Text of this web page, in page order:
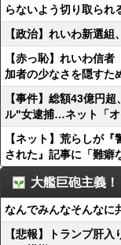
らないよう切り取られ
【政治】れいわ新選
【赤っ恥】れいわ信
加者の少なさを隠すた
【事件】総額43億円
ル"女逮捕…ネット「
【ネット】荒らしが
された』記事に「難癖
大艦巨砲主義！
なんでみんなそんなに
【悲報】トランプ肝